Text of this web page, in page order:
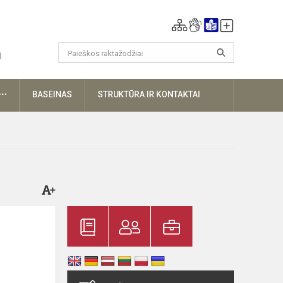
DAUGIAUBASEINAS STRUKTŪRA IR KONTAKTAI